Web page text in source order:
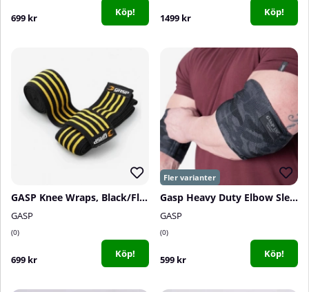
699 kr Köp! 1499 kr Köp!
GASP Knee Wraps, Black/Flame
GASP
0
699 kr Köp!
Gasp Heavy Duty Elbow Sleeve, dark camo
GASP
0
599 kr Köp!